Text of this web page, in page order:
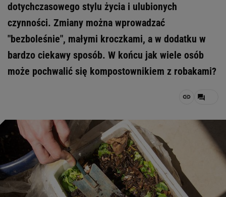
dotychczasowego stylu życia i ulubionych
czynności. Zmiany można wprowadzać
"bezboleśnie", małymi kroczkami, a w dodatku w
bardzo ciekawy sposób. W końcu jak wiele osób
może pochwalić się kompostownikiem z robakami?